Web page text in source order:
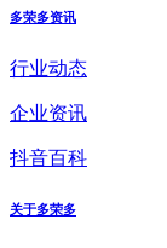
多荣多资讯
行业动态
企业资讯
抖音百科
关于多荣多